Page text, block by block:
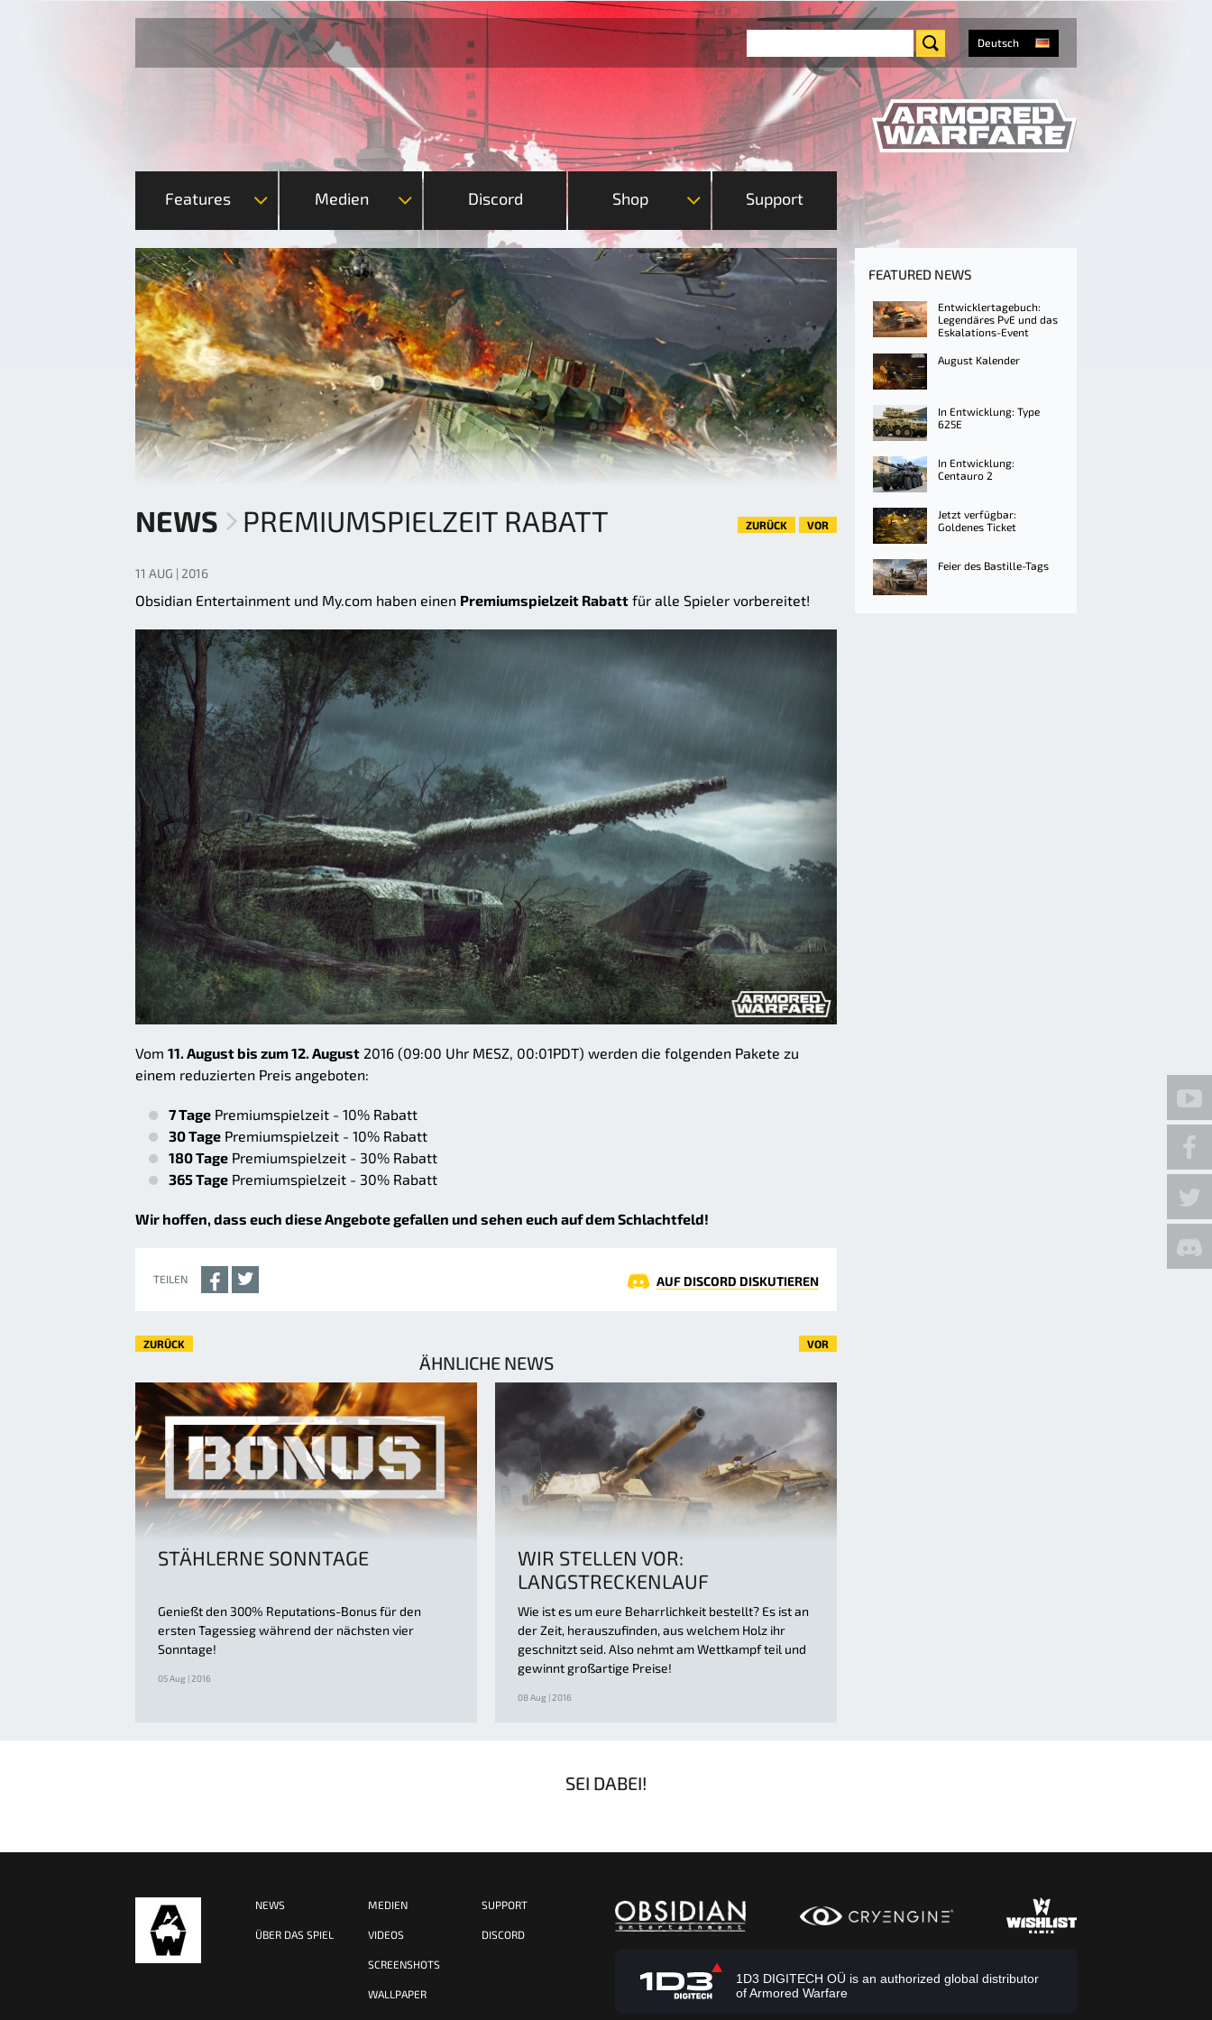
Deutsch
Features Medien Discord Shop Support
NEWS PREMIUMSPIELZEIT RABATT ZURÜCK VOR
11 AUG | 2016
Obsidian Entertainment und My.com haben einen Premiumspielzeit Rabatt für alle Spieler vorbereitet!
Vom 11. August bis zum 12. August 2016 (09:00 Uhr MESZ, 00:01PDT) werden die folgenden Pakete zu
einem reduzierten Preis angeboten:
7 Tage Premiumspielzeit - 10% Rabatt
30 Tage Premiumspielzeit - 10% Rabatt
180 Tage Premiumspielzeit - 30% Rabatt
365 Tage Premiumspielzeit - 30% Rabatt
Wir hoffen, dass euch diese Angebote gefallen und sehen euch auf dem Schlachtfeld!
TEILEN AUF DISCORD DISKUTIEREN
ZURÜCK VOR
ÄHNLICHE NEWS
STÄHLERNE SONNTAGE
Genießt den 300% Reputations-Bonus für den
ersten Tagessieg während der nächsten vier
Sonntage!
05 Aug | 2016
WIR STELLEN VOR:
LANGSTRECKENLAUF
Wie ist es um eure Beharrlichkeit bestellt? Es ist an
der Zeit, herauszufinden, aus welchem Holz ihr
geschnitzt seid. Also nehmt am Wettkampf teil und
gewinnt großartige Preise!
08 Aug | 2016
FEATURED NEWS
Entwicklertagebuch:
Legendäres PvE und das
Eskalations-Event
August Kalender
In Entwicklung: Type
625E
In Entwicklung:
Centauro 2
Jetzt verfügbar:
Goldenes Ticket
Feier des Bastille-Tags
SEI DABEI!
NEWS
ÜBER DAS SPIEL
MEDIEN
VIDEOS
SCREENSHOTS
WALLPAPER
SUPPORT
DISCORD
1D3 DIGITECH OÜ is an authorized global distributor
of Armored Warfare